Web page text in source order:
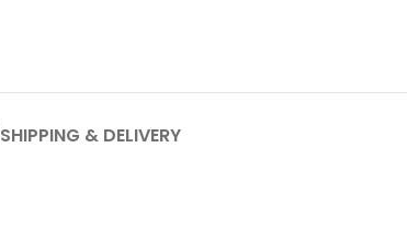
SHIPPING & DELIVERY